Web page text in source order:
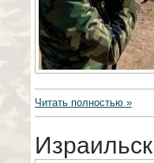
Читать полностью »